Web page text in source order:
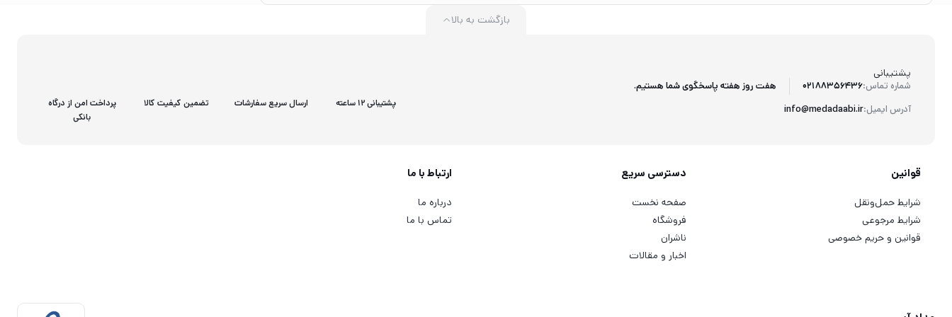
پشتیبانی
شماره تماس:02188356436
آدرس ایمیل:info@medadaabi.ir
هفت روز هفته پاسخگوی شما هستیم.
بازگشت به بالا
پشتیبانی 12 ساعته ارسال سریع سفارشات تضمین کیفیت کالا
پرداخت امن از درگاه
بانکی
قوانین
شرایط حمل‌ونقل
شرایط مرجوعی
قوانین و حریم خصوصی
دسترسی سریع
صفحه نخست
فروشگاه
ناشران
اخبار و مقالات
ارتباط با ما
درباره ما
تماس با ما